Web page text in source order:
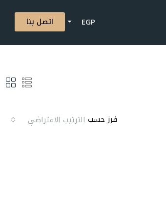
EGP اتصل بنا
فرز حسب الترتيب الافتراضي